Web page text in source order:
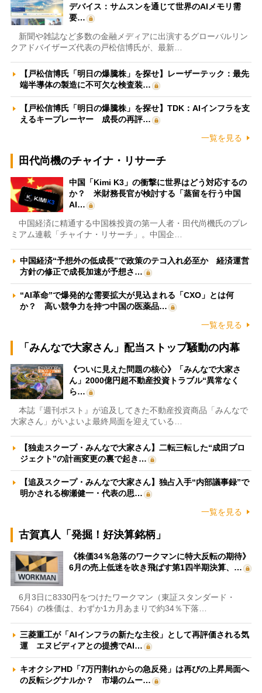
デバイス：サムスンを通じて世界のAIメモリ需
要…
新聞や雑誌など多数の金融メディアに出演するグローバルリン
クアドバイザーズ代表の戸松信博氏が、最新…
【戸松信博氏「明日の爆騰株」を探せ】レーザーテック：最先
端半導体の製造に不可欠な検査装…
【戸松信博氏「明日の爆騰株」を探せ】TDK：AIインフラを支
えるキープレーヤー 成長の再評…
一覧を見る
田代尚機のチャイナ・リサーチ
中国「Kimi K3」の衝撃に世界はどう対応するの
か？ 米財務長官が検討する「蒸留を行う中国
AI…
中国経済に精通する中国株投資の第一人者・田代尚機氏のプレ
ミアム連載「チャイナ・リサーチ」。中国企…
中国経済“予想外の低成長”で政策のテコ入れ必至か 経済運営
方針の修正で成長加速が予想さ…
“AI革命”で爆発的な需要拡大が見込まれる「CXO」とは何
か？ 高い競争力を持つ中国の医薬品…
一覧を見る
「みんなで大家さん」配当ストップ騒動の内幕
《ついに見えた問題の核心》「みんなで大家さ
ん」2000億円超不動産投資トラブル“異常なく
ら…
本誌『週刊ポスト』が追及してきた不動産投資商品「みんなで
大家さん」がいよいよ最終局面を迎えている…
【独走スクープ・みんなで大家さん】二転三転した“成田プロ
ジェクト”の計画変更の裏で起き…
【追及スクープ・みんなで大家さん】独占入手“内部議事録”で
明かされる柳瀬健一・代表の思…
一覧を見る
古賀真人「発掘！好決算銘柄」
《株価34％急落のワークマンに特大反転の期待》
6月の売上低迷を吹き飛ばす第1四半期決算、…
6月3日に8330円をつけたワークマン（東証スタンダード・
7564）の株価は、わずか1カ月あまりで約34％下落…
三菱重工が「AIインフラの新たな主役」として再評価される気
運 エヌビディアとの提携でAI…
キオクシアHD「7万円割れからの急反発」は再びの上昇局面へ
の反転シグナルか？ 市場のムー…